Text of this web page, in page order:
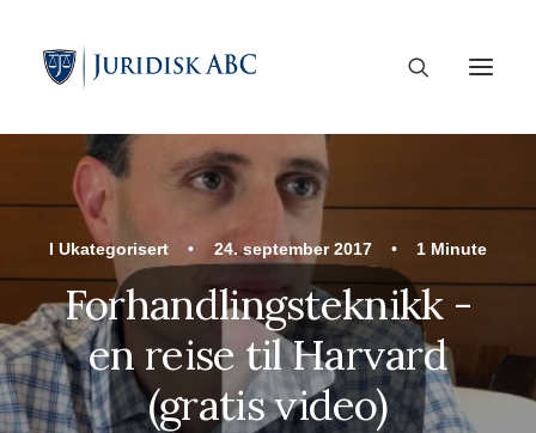
IUkategorisert • 24. september 2017 • 1 Minute
Forhandlingsteknikk -
en reise til Harvard
(gratis video)